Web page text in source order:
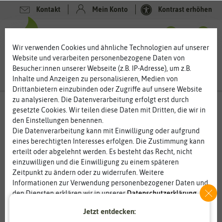
Kontakt Mein Konto Kontrast erhöhen
-50%
Wir verwenden Cookies und ähnliche Technologien auf unserer
Website und verarbeiten personenbezogene Daten von
Besucher:innen unserer Webseite (z.B. IP-Adresse), um z.B.
Inhalte und Anzeigen zu personalisieren, Medien von
Drittanbietern einzubinden oder Zugriffe auf unsere Website
zu analysieren. Die Datenverarbeitung erfolgt erst durch
gesetzte Cookies. Wir teilen diese Daten mit Dritten, die wir in
den Einstellungen benennen.
Die Datenverarbeitung kann mit Einwilligung oder aufgrund
eines berechtigten Interesses erfolgen. Die Zustimmung kann
erteilt oder abgelehnt werden. Es besteht das Recht, nicht
einzuwilligen und die Einwilligung zu einem späteren
Zeitpunkt zu ändern oder zu widerrufen. Weitere
Informationen zur Verwendung personenbezogener Daten und
den Diensten erklären wir in unsererDaten­schutz­erklärung.
Jetzt entdecken: